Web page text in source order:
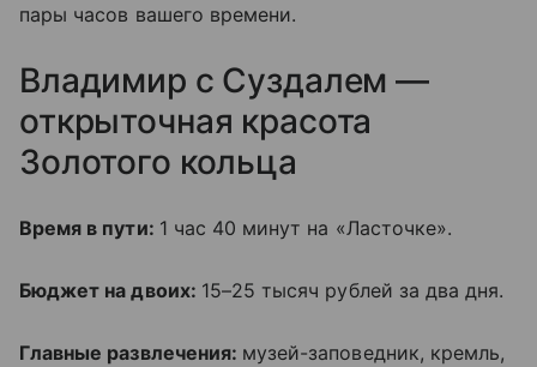
пары часов вашего времени.
Владимир с Суздалем —
открыточная красота
Золотого кольца
Время в пути: 1 час 40 минут на «Ласточке».
Бюджет на двоих: 15–25 тысяч рублей за два дня.
Главные развлечения: музей-заповедник, кремль,